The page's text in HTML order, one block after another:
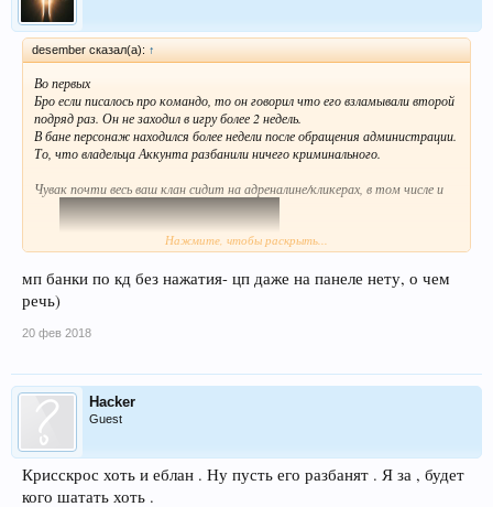
desember сказал(а): ↑
Во первых
Бро если писалось про командо, то он говорил что его взламывали второй
подряд раз. Он не заходил в игру более 2 недель.
В бане персонаж находился более недели после обращения администрации.
То, что владельца Аккунта разбанили ничего криминального.
Чувак почти весь ваш клан сидит на адреналине/кликерах, в том числе и
Можешь конечно убрать видео с твоего ютуб канала, но там даже не
вооруженным взглядом видно как юзается ЦП без твоего участия.
Про использование мышки для скиллов слов нет:D Тату +5 стр-3декс
ТОП:D
Ваш Кл Criscross покупал шмот на стороне и договаривался не в игре
конечно. Никто же не жалуется об этом админу.
Нажмите, чтобы раскрыть...
мп банки по кд без нажатия- цп даже на панеле нету, о чем
речь)
20 фев 2018
Hacker
Guest
Крисскрос хоть и еблан . Ну пусть его разбанят . Я за , будет
кого шатать хоть .